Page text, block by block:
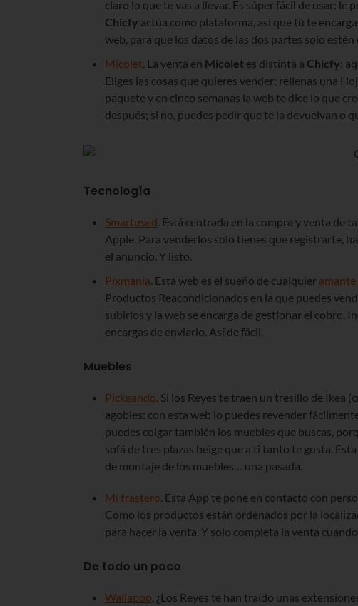
claro lo que te vas a llevar. Es súper fácil de usar: le
Chicfy actúa como plataforma, así que tú te
web, para que los datos de las dos partes solo
Micolet . La venta en Micolet es distinta a Chicfy:
Eliges las cosas que quieres vender; rellenas una
paquete y en cinco semanas la web te dice lo que
después; si no, puedes pedir que te la devuelvan o
Tecnología
Smartused . Está centrada en la compra y venta
Apple. Para venderlos solo tienes que registrarte,
el anuncio. Y listo.
Pixmania . Esta web es el sueño de cualquier amante
Productos Reacondicionados en la que puedes
subirlos y la web se encarga de gestionar el cobro.
encargas de enviarlo. Así de fácil.
Muebles
Pickeando . Si los Reyes te traen un tresillo de Ikea
agobies: con esta web lo puedes revender
puedes colgar también los muebles que buscas,
sofá de tres plazas beige que a ti tanto te gusta.
de montaje de los muebles… una pasada.
Mi trastero . Esta App te pone en contacto con
Como los productos están ordenados por la
para hacer la venta. Y solo completa la venta
De todo un poco
Wallapop . ¿Los Reyes te han traído unas